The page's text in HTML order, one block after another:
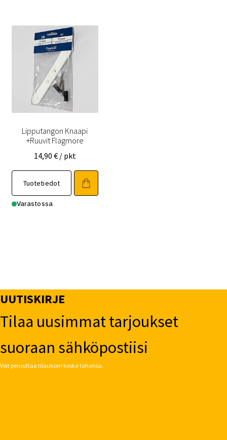
Lipputangon Knaapi
+Ruuvit Flagmore
14,90 € / pkt
Tuotetiedot
Varastossa
UUTISKIRJE
Tilaa uusimmat tarjoukset
suoraan sähköpostiisi
Voit peruuttaa tilauksen koska tahansa.